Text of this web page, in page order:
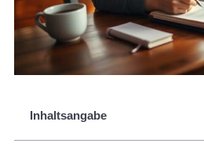
Inhaltsangabe